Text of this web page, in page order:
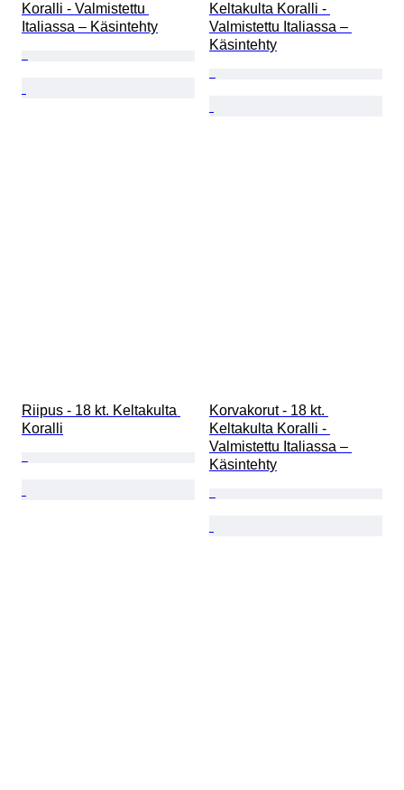
Koralli - Valmistettu
Italiassa – Käsintehty
Keltakulta Koralli -
Valmistettu Italiassa –
Käsintehty
Riipus - 18 kt. Keltakulta
Koralli
Korvakorut - 18 kt.
Keltakulta Koralli -
Valmistettu Italiassa –
Käsintehty